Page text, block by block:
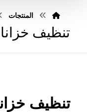
المنتجات
تنظيف
تنظيف